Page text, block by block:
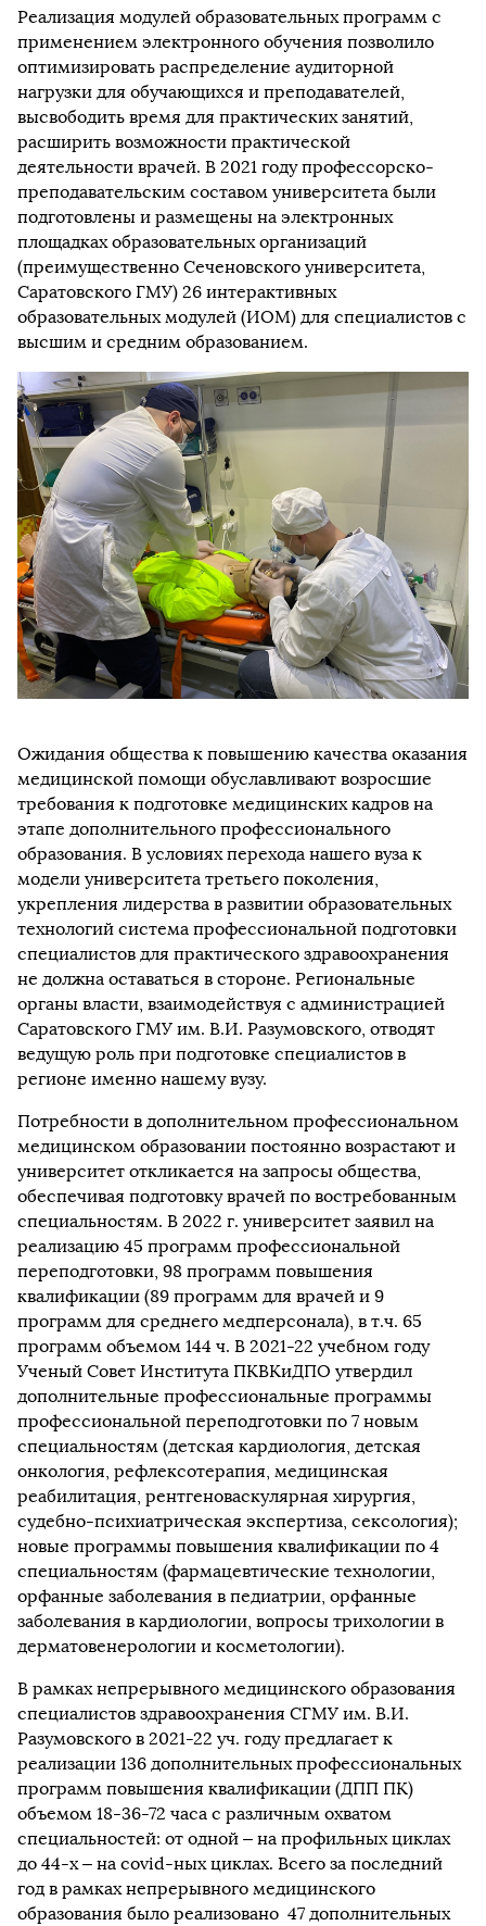
Реализация модулей образовательных программ с
применением электронного обучения позволило
оптимизировать распределение аудиторной
нагрузки для обучающихся и преподавателей,
высвободить время для практических занятий,
расширить возможности практической
деятельности врачей. В 2021 году профессорско-
преподавательским составом университета были
подготовлены и размещены на электронных
площадках образовательных организаций
(преимущественно Сеченовского университета,
Саратовского ГМУ) 26 интерактивных
образовательных модулей (ИОМ) для специалистов с
высшим и средним образованием.
Ожидания общества к повышению качества оказания
медицинской помощи обуславливают возросшие
требования к подготовке медицинских кадров на
этапе дополнительного профессионального
образования. В условиях перехода нашего вуза к
модели университета третьего поколения,
укрепления лидерства в развитии образовательных
технологий система профессиональной подготовки
специалистов для практического здравоохранения
не должна оставаться в стороне. Региональные
органы власти, взаимодействуя с администрацией
Саратовского ГМУ им. В.И. Разумовского, отводят
ведущую роль при подготовке специалистов в
регионе именно нашему вузу.
Потребности в дополнительном профессиональном
медицинском образовании постоянно возрастают и
университет откликается на запросы общества,
обеспечивая подготовку врачей по востребованным
специальностям. В 2022 г. университет заявил на
реализацию 45 программ профессиональной
переподготовки, 98 программ повышения
квалификации (89 программ для врачей и 9
программ для среднего медперсонала), в т.ч. 65
программ объемом 144 ч. В 2021-22 учебном году
Ученый Совет Института ПКВКиДПО утвердил
дополнительные профессиональные программы
профессиональной переподготовки по 7 новым
специальностям (детская кардиология, детская
онкология, рефлексотерапия, медицинская
реабилитация, рентгеноваскулярная хирургия,
судебно-психиатрическая экспертиза, сексология);
новые программы повышения квалификации по 4
специальностям (фармацевтические технологии,
орфанные заболевания в педиатрии, орфанные
заболевания в кардиологии, вопросы трихологии в
дерматовенерологии и косметологии).
В рамках непрерывного медицинского образования
специалистов здравоохранения СГМУ им. В.И.
Разумовского в 2021-22 уч. году предлагает к
реализации 136 дополнительных профессиональных
программ повышения квалификации (ДПП ПК)
объемом 18-36-72 часа с различным охватом
специальностей: от одной – на профильных циклах
до 44-х – на covid-ных циклах. Всего за последний
год в рамках непрерывного медицинского
образования было реализовано 47 дополнительных